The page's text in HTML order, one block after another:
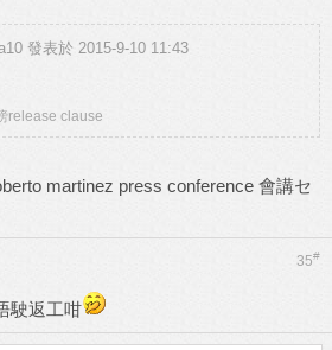
發表於 2015-9-10 11:43
release clause
martinez press conference 會講セ
35#
駛返工咁